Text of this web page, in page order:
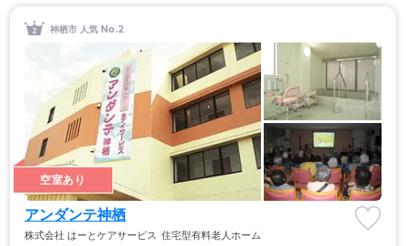
神栖市 人気 No.2
空室あり
アンダンテ神栖
株式会社 はーとケアサービス 住宅型有料老人ホーム